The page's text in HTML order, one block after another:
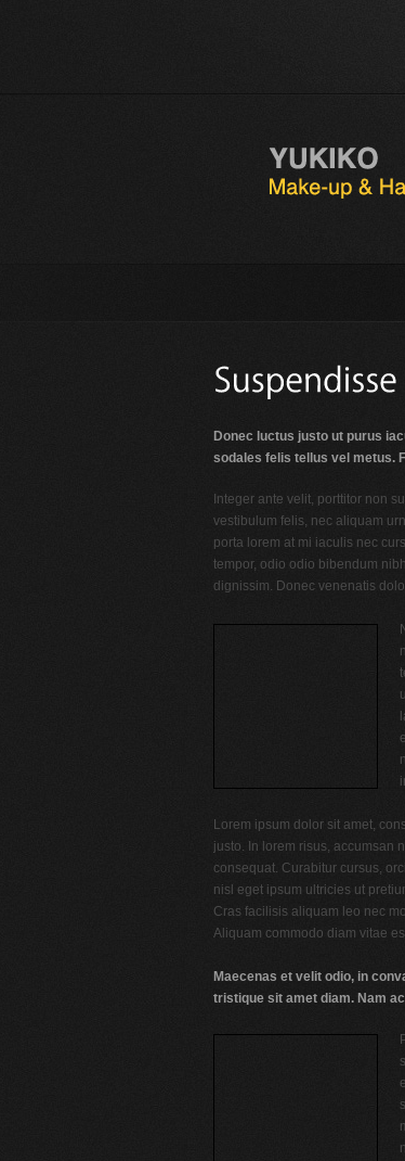
Donec luctus justo ut purus
sodales felis tellus vel metus.
Integer ante velit, porttitor non
vestibulum felis, nec aliquam
porta lorem at mi iaculis nec
tempor, odio odio bibendum
dignissim. Donec venenatis
Lorem ipsum dolor sit amet,
justo. In lorem risus, accumsan
consequat. Curabitur cursus,
nisl eget ipsum ultricies ut
Cras facilisis aliquam leo nec
Aliquam commodo diam vitae
Maecenas et velit odio, in
tristique sit amet diam. Nam